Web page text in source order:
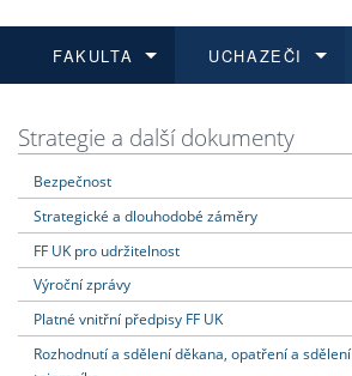
FAKULTA
Dozvědět se více
UCHAZEČI
Podat přihlášku
Dozvědět se více
Dozvědět se více
Dozvědět se více
Strategie a další dokumenty
Bezpečnost
Strategické a dlouhodobé záměry
FF UK pro udržitelnost
Výroční zprávy
Platné vnitřní předpisy FF UK
Rozhodnutí a sdělení děkana, opatření a sdělení